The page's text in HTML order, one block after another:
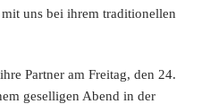
uns bei ihrem traditionellen
Partner am Freitag, den 24.
geselligen Abend in der